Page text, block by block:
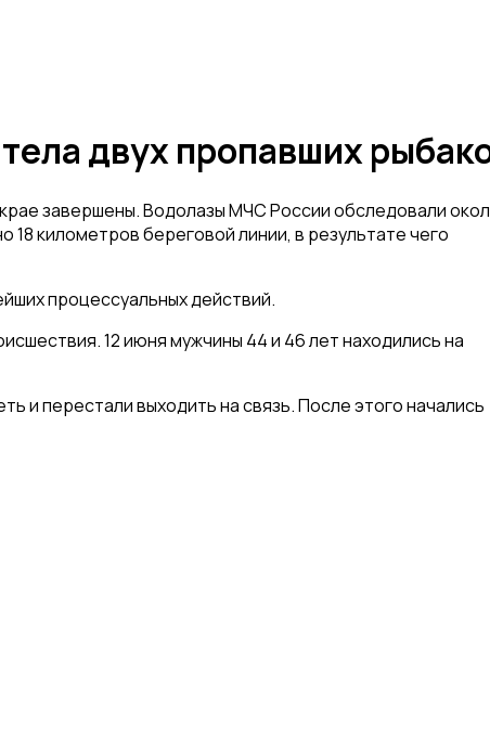
двух пропавших
завершены. Водолазы МЧС России обследовали
километров береговой линии, в результате чего
процессуальных действий.
12 июня мужчины 44 и 46 лет находились на
и перестали выходить на связь. После этого начались